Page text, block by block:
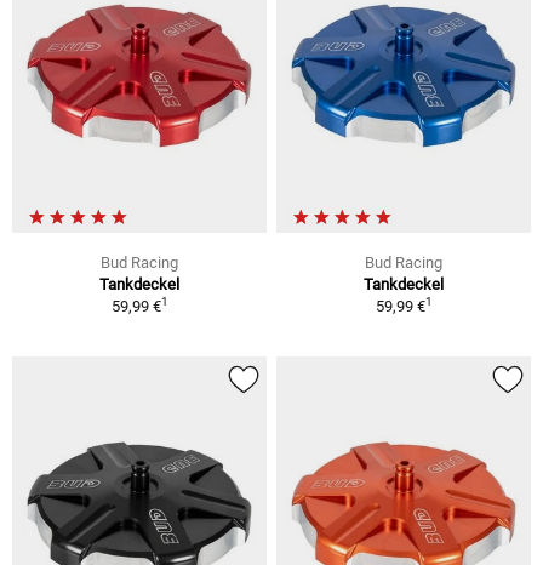
Bud Racing
Tankdeckel
59,99 €1
Bud Racing
Tankdeckel
59,99 €1